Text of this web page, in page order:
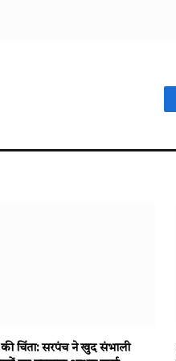
चिंता: सरपंच ने खुद संभाली